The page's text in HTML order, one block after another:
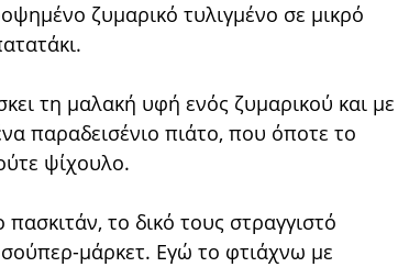
ζυμαρικό τυλιγμένο σε μικρό
τη μαλακή υφή ενός ζυμαρικού και με
παραδεισένιο πιάτο, που όποτε το
ψίχουλο.
το δικό τους στραγγιστό
σούπερ-μάρκετ. Εγώ το φτιάχνω με